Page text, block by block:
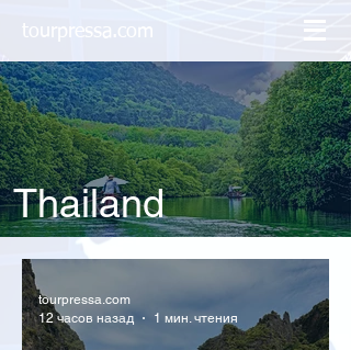
tourpressa.com
Thailand
tourpressa.com
12 часов назад
1 мин. чтения